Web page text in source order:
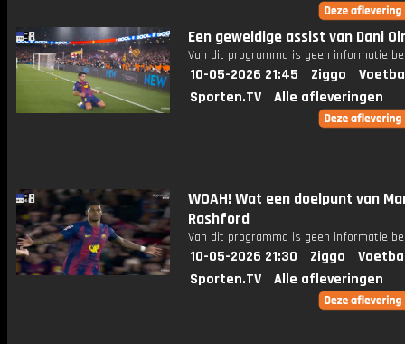
Een geweldige assist van Dani
Van dit programma is geen informatie
10-05-2026 21:45 Ziggo
Sporten.TV
Alle afleveringen
WOAH! Wat een doelpunt van
Rashford
Van dit programma is geen informatie
10-05-2026 21:30 Ziggo
Sporten.TV
Alle afleveringen